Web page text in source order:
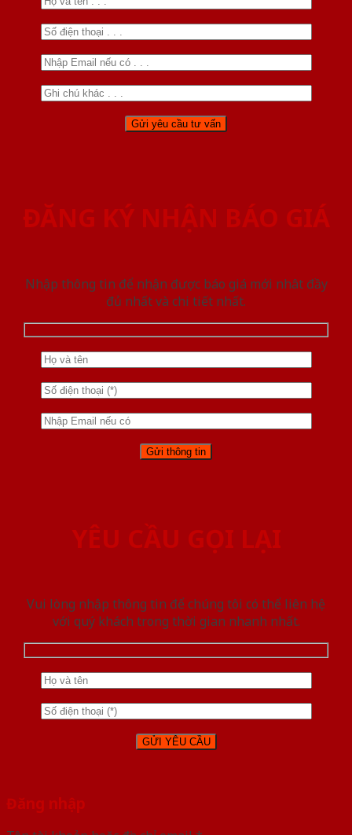
ĐĂNG KÝ NHẬN BÁO GIÁ
Nhập thông tin để nhận được báo giá mới nhât đầy
đủ nhất và chi tiết nhất.
YÊU CẦU GỌI LẠI
Vui lòng nhập thông tin để chúng tôi có thể liên hệ
với quý khách trong thời gian nhanh nhất.
Đăng nhập